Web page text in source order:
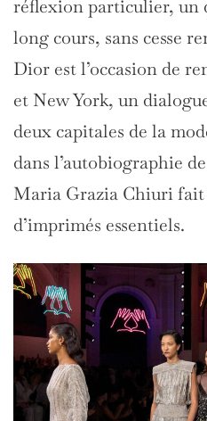
réflexion particulier, un
long cours, sans cesse
Dior est l’occasion de
et New York, un
deux capitales de la
dans l’autobiographie
Maria Grazia Chiuri fait
d’imprimés essentiels.